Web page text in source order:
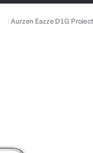
Aurzen Eazze D1G